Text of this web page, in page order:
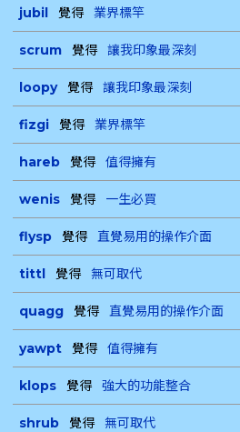
jubil 覺得 業界標竿
scrum 覺得 讓我印象最深刻
loopy 覺得 讓我印象最深刻
fizgi 覺得 業界標竿
hareb 覺得 值得擁有
wenis 覺得 一生必買
flysp 覺得 直覺易用的操作介面
tittl 覺得 無可取代
quagg 覺得 直覺易用的操作介面
yawpt 覺得 值得擁有
klops 覺得 強大的功能整合
shrub 覺得 無可取代